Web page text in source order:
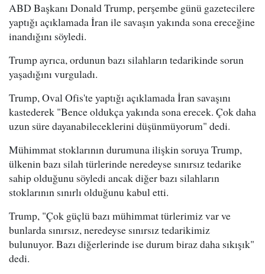
ABD Başkanı Donald Trump, perşembe günü gazetecilere
yaptığı açıklamada İran ile savaşın yakında sona ereceğine
inandığını söyledi.
Trump ayrıca, ordunun bazı silahların tedarikinde sorun
yaşadığını vurguladı.
Trump, Oval Ofis'te yaptığı açıklamada İran savaşını
kastederek "Bence oldukça yakında sona erecek. Çok daha
uzun süre dayanabileceklerini düşünmüyorum" dedi.
Mühimmat stoklarının durumuna ilişkin soruya Trump,
ülkenin bazı silah türlerinde neredeyse sınırsız tedarike
sahip olduğunu söyledi ancak diğer bazı silahların
stoklarının sınırlı olduğunu kabul etti.
Trump, "Çok güçlü bazı mühimmat türlerimiz var ve
bunlarda sınırsız, neredeyse sınırsız tedarikimiz
bulunuyor. Bazı diğerlerinde ise durum biraz daha sıkışık"
dedi.